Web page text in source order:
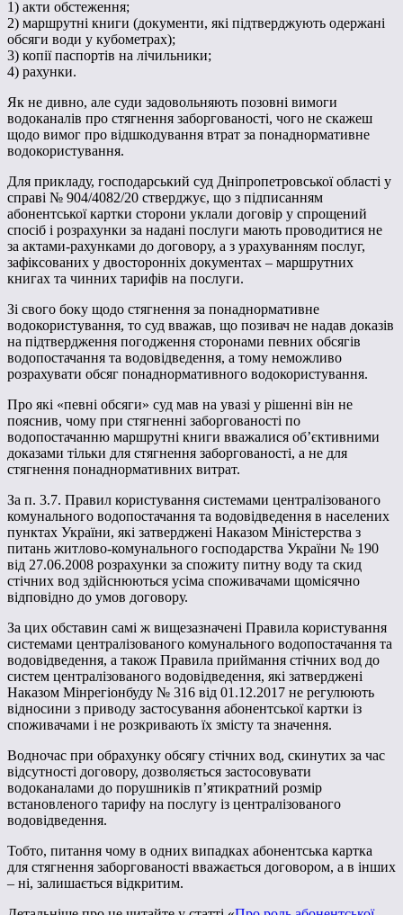
1) акти обстеження;
2) маршрутні книги (документи, які підтверджують одержані
обсяги води у кубометрах);
3) копії паспортів на лічильники;
4) рахунки.
Як не дивно, але суди задовольняють позовні вимоги
водоканалів про стягнення заборгованості, чого не скажеш
щодо вимог про відшкодування втрат за понаднормативне
водокористування.
Для прикладу, господарський суд Дніпропетровської області у
справі № 904/4082/20 стверджує, що з підписанням
абонентської картки сторони уклали договір у спрощений
спосіб і розрахунки за надані послуги мають проводитися не
за актами-рахунками до договору, а з урахуванням послуг,
зафіксованих у двосторонніх документах – маршрутних
книгах та чинних тарифів на послуги.
Зі свого боку щодо стягнення за понаднормативне
водокористування, то суд вважав, що позивач не надав доказів
на підтвердження погодження сторонами певних обсягів
водопостачання та водовідведення, а тому неможливо
розрахувати обсяг понаднормативного водокористування.
Про які «певні обсяги» суд мав на увазі у рішенні він не
пояснив, чому при стягненні заборгованості по
водопостачанню маршрутні книги вважалися об’єктивними
доказами тільки для стягнення заборгованості, а не для
стягнення понаднормативних витрат.
За п. 3.7. Правил користування системами централізованого
комунального водопостачання та водовідведення в населених
пунктах України, які затверджені Наказом Міністерства з
питань житлово-комунального господарства України № 190
від 27.06.2008 розрахунки за спожиту питну воду та скид
стічних вод здійснюються усіма споживачами щомісячно
відповідно до умов договору.
За цих обставин самі ж вищезазначені Правила користування
системами централізованого комунального водопостачання та
водовідведення, а також Правила приймання стічних вод до
систем централізованого водовідведення, які затверджені
Наказом Мінрегіонбуду № 316 від 01.12.2017 не регулюють
відносини з приводу застосування абонентської картки із
споживачами і не розкривають їх змісту та значення.
Водночас при обрахунку обсягу стічних вод, скинутих за час
відсутності договору, дозволяється застосовувати
водоканалами до порушників п’ятикратний розмір
встановленого тарифу на послугу із централізованого
водовідведення.
Тобто, питання чому в одних випадках абонентська картка
для стягнення заборгованості вважається договором, а в інших
– ні, залишається відкритим.